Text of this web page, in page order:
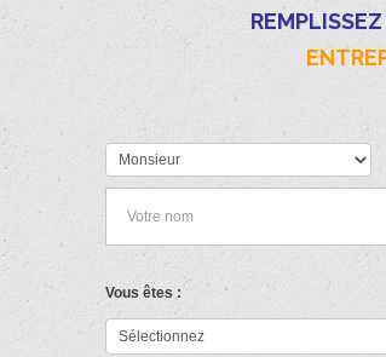
Vous êtes :